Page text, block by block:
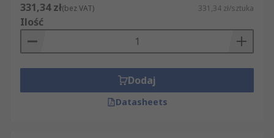
331,34 zł(bez VAT) 331,34 zł/sztuka
Ilość
Dodaj
Datasheets